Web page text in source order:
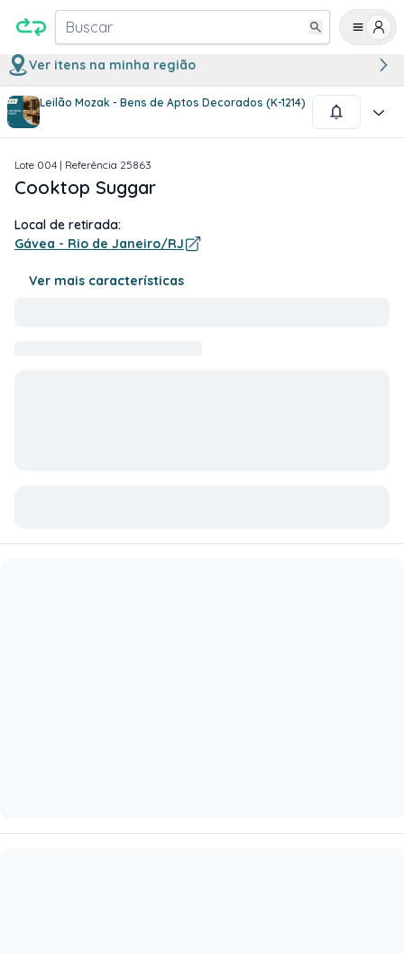
Buscar
Ver itens na minha região
Leilão Mozak - Bens de Aptos Decorados (K-1214)
1/1
Lote 004 | Referência 25863
Cooktop Suggar
Local de retirada:
Gávea - Rio de Janeiro/RJ
Ver mais características